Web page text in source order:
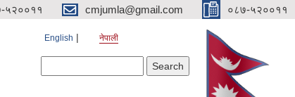
५२००११ cmjumla@gmail.com ०८७-५२००११
English नेपाली